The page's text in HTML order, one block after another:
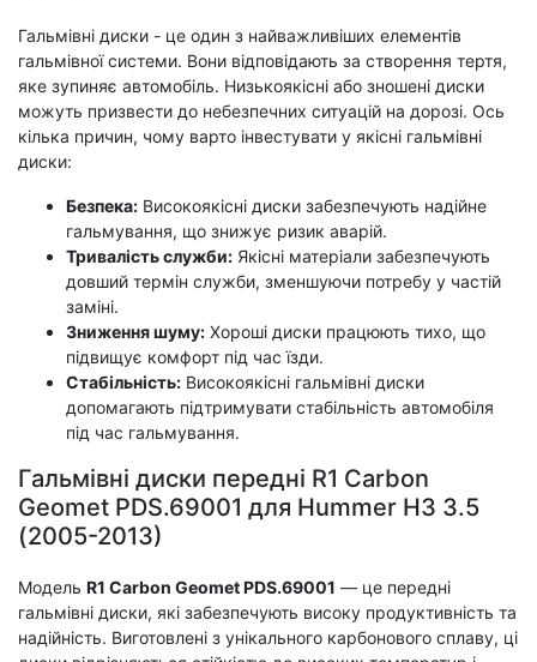
Гальмівні диски - це один з найважливіших елементів
гальмівної системи. Вони відповідають за створення тертя,
яке зупиняє автомобіль. Низькоякісні або зношені диски
можуть призвести до небезпечних ситуацій на дорозі. Ось
кілька причин, чому варто інвестувати у якісні гальмівні
диски:
Безпека: Високоякісні диски забезпечують надійне
гальмування, що знижує ризик аварій.
Тривалість служби: Якісні матеріали забезпечують
довший термін служби, зменшуючи потребу у частій
заміні.
Зниження шуму: Хороші диски працюють тихо, що
підвищує комфорт під час їзди.
Стабільність: Високоякісні гальмівні диски
допомагають підтримувати стабільність автомобіля
під час гальмування.
Гальмівні диски передні R1 Carbon
Geomet PDS.69001 для Hummer H3 3.5
(2005-2013)
Модель R1 Carbon Geomet PDS.69001 — це передні
гальмівні диски, які забезпечують високу продуктивність та
надійність. Виготовлені з унікального карбонового сплаву, ці